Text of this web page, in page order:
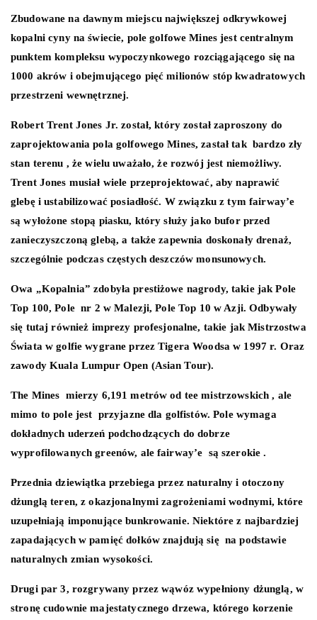
Zbudowane na dawnym miejscu największej odkrywkowej
kopalni cyny na świecie, pole golfowe Mines jest centralnym
punktem kompleksu wypoczynkowego rozciągającego się na
1000 akrów i obejmującego pięć milionów stóp kwadratowych
przestrzeni wewnętrznej.
Robert Trent Jones Jr. został, który został zaproszony do
zaprojektowania pola golfowego Mines, zastał tak bardzo zły
stan terenu , że wielu uważało, że rozwój jest niemożliwy.
Trent Jones musiał wiele przeprojektować, aby naprawić
glebę i ustabilizować posiadłość. W związku z tym fairway’e
są wyłożone stopą piasku, który służy jako bufor przed
zanieczyszczoną glebą, a także zapewnia doskonały drenaż,
szczególnie podczas częstych deszczów monsunowych.
Owa „Kopalnia” zdobyła prestiżowe nagrody, takie jak Pole
Top 100, Pole nr 2 w Malezji, Pole Top 10 w Azji. Odbywały
się tutaj również imprezy profesjonalne, takie jak Mistrzostwa
Świata w golfie wygrane przez Tigera Woodsa w 1997 r. Oraz
zawody Kuala Lumpur Open (Asian Tour).
The Mines mierzy 6,191 metrów od tee mistrzowskich , ale
mimo to pole jest przyjazne dla golfistów. Pole wymaga
dokładnych uderzeń podchodzących do dobrze
wyprofilowanych greenów, ale fairway’e są szerokie .
Przednia dziewiątka przebiega przez naturalny i otoczony
dżunglą teren, z okazjonalnymi zagrożeniami wodnymi, które
uzupełniają imponujące bunkrowanie. Niektóre z najbardziej
zapadających w pamięć dołków znajdują się na podstawie
naturalnych zmian wysokości.
Drugi par 3, rozgrywany przez wąwóz wypełniony dżunglą, w
stronę cudownie majestatycznego drzewa, którego korzenie